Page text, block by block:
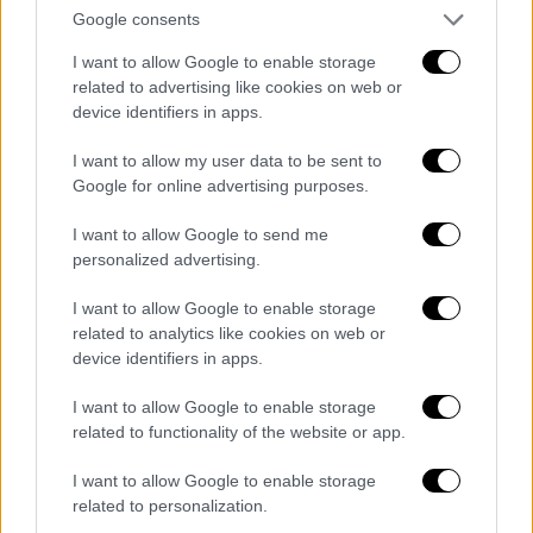
Google consents
I want to allow Google to enable storage
related to advertising like cookies on web or
device identifiers in apps.
I want to allow my user data to be sent to
Google for online advertising purposes.
I want to allow Google to send me
personalized advertising.
I want to allow Google to enable storage
related to analytics like cookies on web or
device identifiers in apps.
I want to allow Google to enable storage
related to functionality of the website or app.
I want to allow Google to enable storage
related to personalization.
went looking for his Nintendo Switch
in the gun safe, found the keys, and
then discovered a revolver.
pic.twitter.com/EdPPrwi7ny
February 21,
2026
Σύμφωνα με τις αρχές, το παιδί αναζητούσε
την κονσόλα Nintendo Switch, η οποία του
είχε αφαιρεθεί.Ανακάλυψε τα κλειδιά ενός
χρηματοκιβωτίου που περιείχε όπλα,
πίστεψε ότι η συσκευή ήταν εκεί μέσα και
φέρεται να παραδέχθηκε ότι εξοργίστηκε
όταν του ζητήθηκε να πάει για ύπνο και ότι